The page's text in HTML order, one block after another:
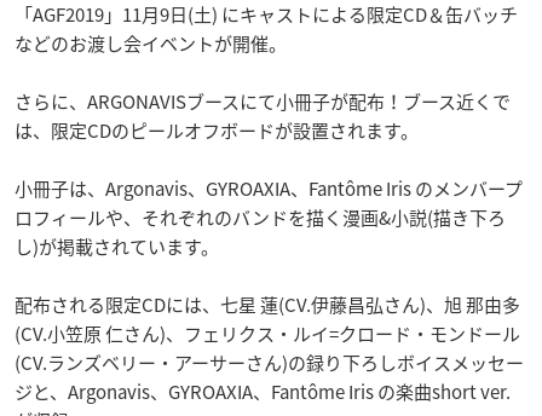
「AGF2019」11月9日(土) にキャストによる限定CD＆缶バッチ
などのお渡し会イベントが開催。
さらに、ARGONAVISブースにて小冊子が配布！ブース近くで
は、限定CDのピールオフボードが設置されます。
小冊子は、Argonavis、GYROAXIA、Fantôme Iris のメンバープ
ロフィールや、それぞれのバンドを描く漫画&小説(描き下ろ
し)が掲載されています。
配布される限定CDには、七星 蓮(CV.伊藤昌弘さん)、旭 那由多
(CV.小笠原 仁さん)、フェリクス・ルイ=クロード・モンドール
(CV.ランズベリー・アーサーさん)の録り下ろしボイスメッセー
ジと、Argonavis、GYROAXIA、Fantôme Iris の楽曲short ver.